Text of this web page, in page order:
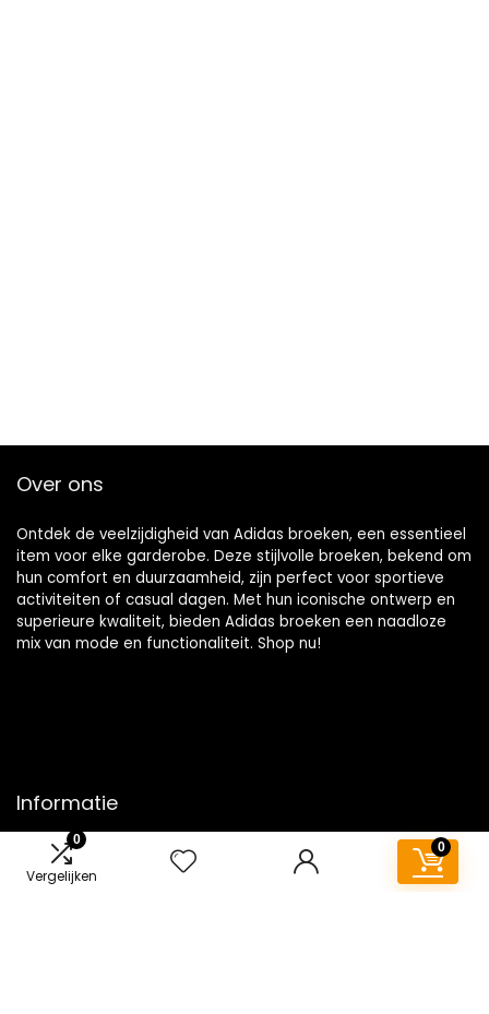
0
Vergelijken
0
Over ons
Ontdek de veelzijdigheid van Adidas broeken, een essentieel
item voor elke garderobe. Deze stijlvolle broeken, bekend om
hun comfort en duurzaamheid, zijn perfect voor sportieve
activiteiten of casual dagen. Met hun iconische ontwerp en
superieure kwaliteit, bieden Adidas broeken een naadloze
mix van mode en functionaliteit. Shop nu!
Informatie
Contact
Klantenservice